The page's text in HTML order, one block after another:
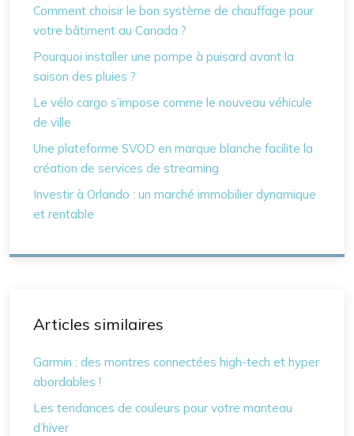
Comment choisir le bon système de chauffage pour
votre bâtiment au Canada ?
Pourquoi installer une pompe à puisard avant la
saison des pluies ?
Le vélo cargo s’impose comme le nouveau véhicule
de ville
Une plateforme SVOD en marque blanche facilite la
création de services de streaming
Investir à Orlando : un marché immobilier dynamique
et rentable
Articles similaires
Garmin : des montres connectées high-tech et hyper
abordables !
Les tendances de couleurs pour votre manteau
d’hiver